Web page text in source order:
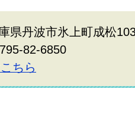
県丹波市氷上町成松
82-6850
ちら